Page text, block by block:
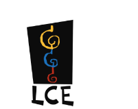
contenido